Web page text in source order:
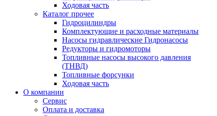
Ходовая часть
Каталог прочее
Гидроцилиндры
Комплектующие и расходные материалы
Насосы гидравлические Гидронасосы
Редукторы и гидромоторы
Топливные насосы высокого давления
(ТНВД)
Топливные форсунки
Ходовая часть
О компании
Сервис
Оплата и доставка